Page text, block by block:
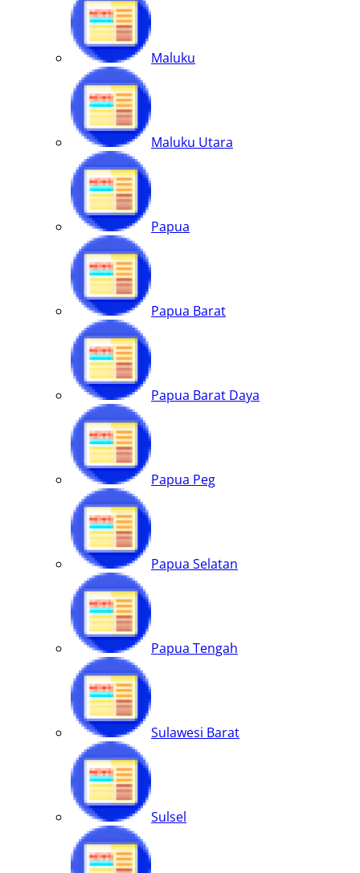
Maluku
Maluku Utara
Papua
Papua Barat
Papua Barat Daya
Papua Peg
Papua Selatan
Papua Tengah
Sulawesi Barat
Sulsel